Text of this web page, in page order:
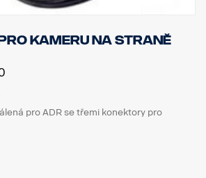
kameru na straně
pro ADR se třemi konektory pro